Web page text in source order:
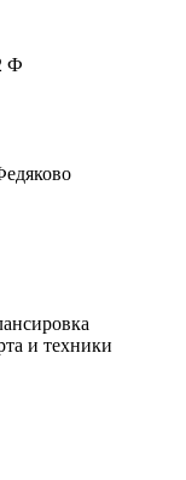
Ф
и техники